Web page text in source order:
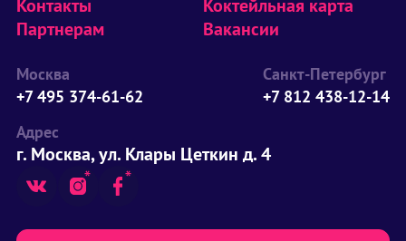
Контакты
Партнерам
Коктейльная карта
Вакансии
Москва
+7 495 374-61-62
Санкт-Петербург
+7 812 438-12-14
Адрес
г. Москва, ул. Клары Цеткин д. 4